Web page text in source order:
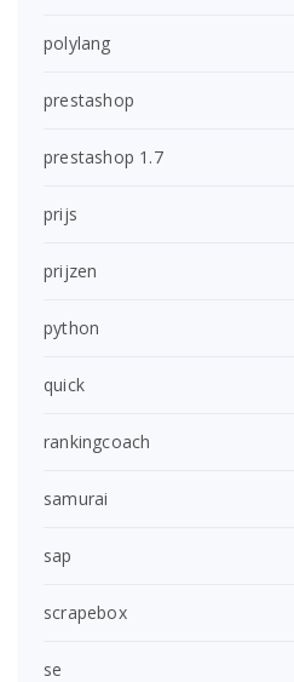
polylang
prestashop
prestashop 1.7
prijs
prijzen
python
quick
rankingcoach
samurai
sap
scrapebox
se